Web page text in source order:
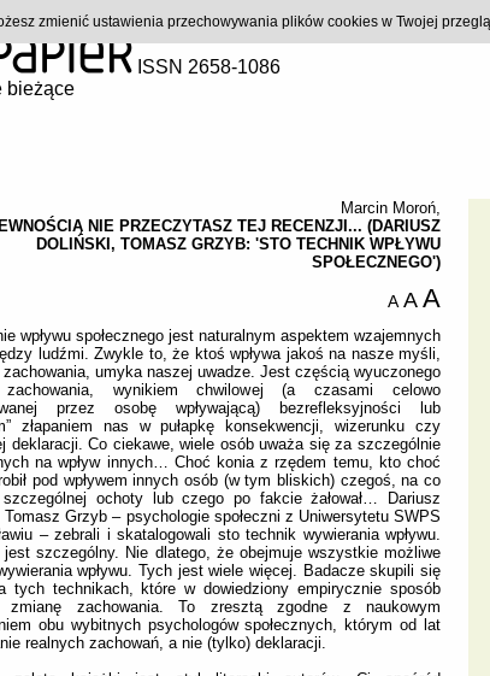
ISSN 2658-1086
bieżące
Marcin Moroń,
NIE PRZECZYTASZ TEJ RECENZJI... (DARIUSZ
DOLIŃSKI, TOMASZ GRZYB: 'STO TECHNIK WPŁYWU
SPOŁECZNEGO')
A A A
wpływu społecznego jest naturalnym aspektem wzajemnych
ludźmi. Zwykle to, że ktoś wpływa jakoś na nasze myśli,
umyka naszej uwadze. Jest częścią wyuczonego
wynikiem chwilowej (a czasami celowo
przez osobę wpływającą) bezrefleksyjności lub
złapaniem nas w pułapkę konsekwencji, wizerunku czy
deklaracji. Co ciekawe, wiele osób uważa się za szczególnie
na wpływ innych… Choć konia z rzędem temu, kto choć
pod wpływem innych osób (w tym bliskich) czegoś, na co
szczególnej ochoty lub czego po fakcie żałował… Dariusz
Tomasz Grzyb – psychologie społeczni z Uniwersytetu SWPS
– zebrali i skatalogowali sto technik wywierania wpływu.
jest szczególny. Nie dlatego, że obejmuje wszystkie możliwe
wpływu. Tych jest wiele więcej. Badacze skupili się
tych technikach, które w dowiedziony empirycznie sposób
zmianę zachowania. To zresztą zgodne z naukowym
obu wybitnych psychologów społecznych, którym od lat
realnych zachowań, a nie (tylko) deklaracji.
zmienić ustawienia przechowywania plików cookies w Twojej